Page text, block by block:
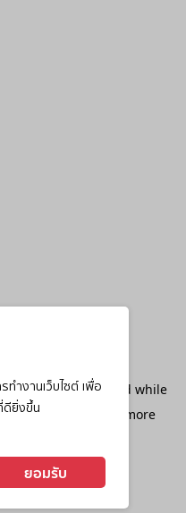
ำงานเว็บไซต์ เพื่อ
ดียิ่งขึ้น
ยอมรับ
has occurred while
browser console
for more